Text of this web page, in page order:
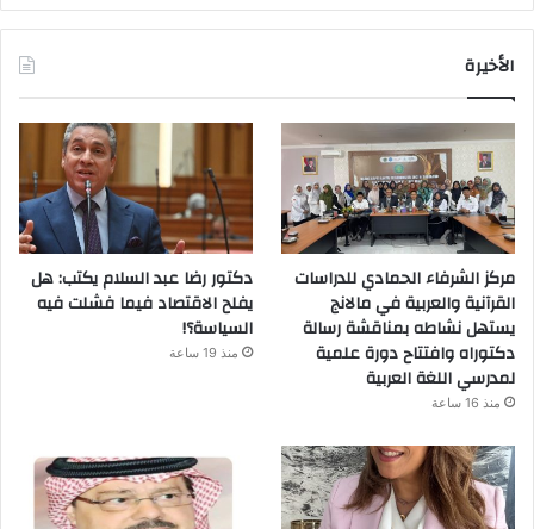
الأخيرة
مركز الشرفاء الحمادي للدراسات
القرآنية والعربية في مالانج
يستهل نشاطه بمناقشة رسالة
دكتوراه وافتتاح دورة علمية
لمدرسي اللغة العربية
منذ 16 ساعة
دكتور رضا عبد السلام يكتب: هل
يفلح الاقتصاد فيما فشلت فيه
السياسة؟!
منذ 19 ساعة